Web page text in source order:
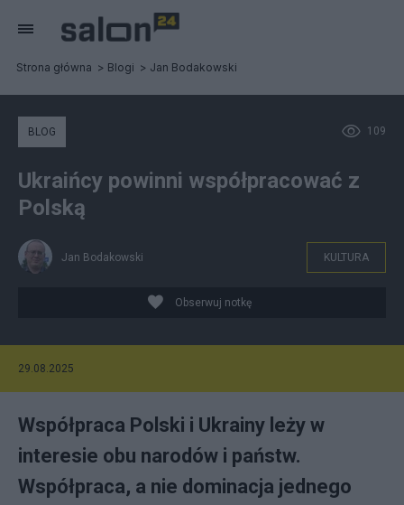
Strona główna Blogi Jan Bodakowski
109
BLOG
Ukraińcy powinni współpracować z
Polską
Jan Bodakowski KULTURA
Obserwuj notkę
29.08.2025
Współpraca Polski i Ukrainy leży w
interesie obu narodów i państw.
Współpraca, a nie dominacja jednego